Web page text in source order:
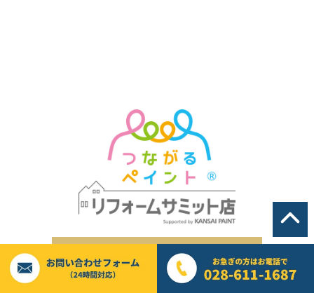
2021年4月(1)